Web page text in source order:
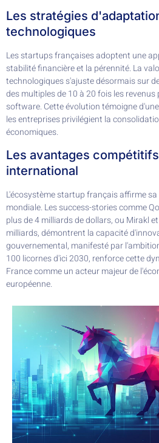
Les stratégies
technologiques
Les startups françaises adoptent une
stabilité financière et la pérennité. La
technologiques s'ajuste désormais sur
des multiples de 10 à 20 fois les revenus
software. Cette évolution témoigne
les entreprises privilégient la
économiques.
Les avantages
international
L'écosystème startup français affirme
mondiale. Les success-stories comme
plus de 4 milliards de dollars, ou Mirakl
milliards, démontrent la capacité
gouvernemental, manifesté par
100 licornes d'ici 2030, renforce cette
France comme un acteur majeur de
européenne.